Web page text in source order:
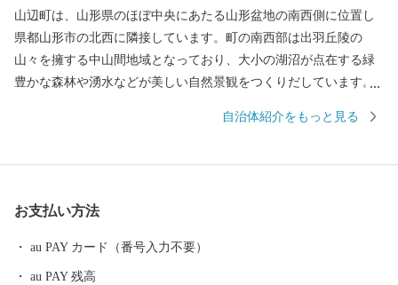
山辺町は、⼭形県のほぼ中央にあたる⼭形盆地の南⻄側に位置し
県都⼭形市の北⻄に隣接しています。町の南⻄部は出⽻丘陵の
⼭々を擁する中⼭間地域となっており、⼤小の湖沼が点在する緑
豊かな森林や湧⽔などが美しい⾃然景観をつくりだしています。
らかな東傾斜となっており、市街地周辺では盆地特有の寒暖差や
自治体紹介をもっと見る
お支払い方法
au PAY カード（番号入力不要）
au PAY 残高